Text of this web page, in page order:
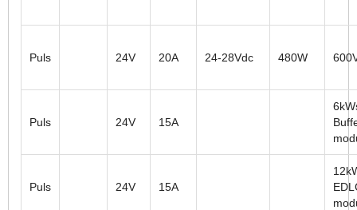
Puls 24V 20A 24-28Vdc 480W
Puls 24V 15A
Puls 24V 15A